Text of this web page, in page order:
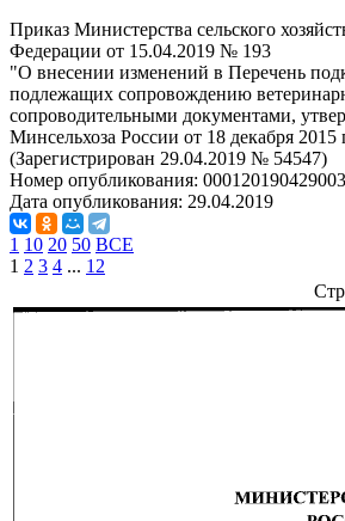
Приказ Министерства сельского
Федерации от 15.04.2019 № 193
"О внесении изменений в Перечень
подлежащих сопровождению
сопроводительными документами,
Минсельхоза России от 18 декабря
(Зарегистрирован 29.04.2019 № 54547)
Номер опубликования:
Дата опубликования: 29.04.2019
1 10 20 50 ВСЕ
1 2 3 4 ... 12